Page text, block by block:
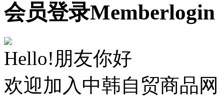
会员登录Memberlogin
Hello!朋友你好
欢迎加入中韩自贸商品网